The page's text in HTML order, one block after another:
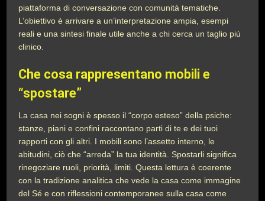
piattaforma di conversazione con comunità tematiche.
L’obiettivo è arrivare a un’interpretazione ampia, esempi
reali e una sintesi finale utile anche a chi cerca un taglio più
clinico.
Che cosa rappresentano mobili e
“spostare”
La casa nei sogni è spesso il “corpo esteso” della psiche:
stanze, piani e confini raccontano parti di te e dei tuoi
rapporti con gli altri. I mobili sono l’assetto interno, le
abitudini, ciò che “arreda” la tua identità. Spostarli significa
rinegoziare ruoli, priorità, limiti. Questa lettura è coerente
con la tradizione analitica che vede la casa come immagine
del Sé e con riflessioni contemporanee sulla casa come